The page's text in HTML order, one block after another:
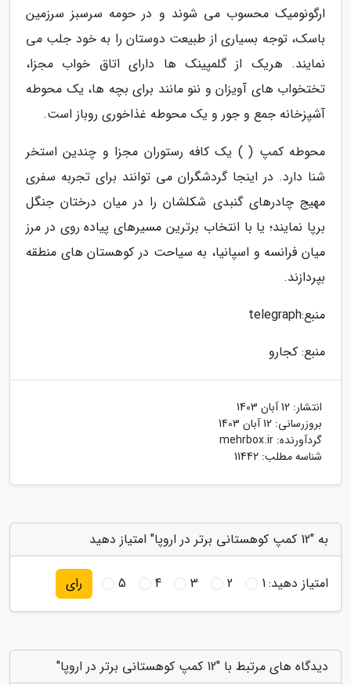
ارگونومیک محسوب می شوند و در حومه سرسبز سرزمین
باسک، توجه بسیاری از طبیعت دوستان را به خود جلب می
نمایند. هریک از گلمپینک ها دارای اتاق خواب مجزا،
تختخواب های آویزان و ننو مانند برای بچه ها، یک محوطه
آشپزخانه جمع و جور و یک محوطه غذاخوری روباز است.
محوطه کمپ ( ) یک کافه رستوران مجزا و چندین استخر
شنا دارد. در اینجا گردشگران می توانند برای تجربه سفری
مهیج چادرهای گنبدی شکلشان را در میان درختان جنگل
برپا نمایند؛ یا با انتخاب برترین مسیرهای پیاده روی در مرز
میان فرانسه و اسپانیا، به سیاحت در کوهستان های منطقه
بپردازند.
منبع:telegraph
منبع: کجارو
انتشار: 12 آبان 1403
بروزرسانی: 12 آبان 1403
گردآورنده: mehrbox.ir
شناسه مطلب: 11442
به "12 کمپ کوهستانی برتر در اروپا" امتیاز دهید
امتیاز دهید:1
2
3
4
5 رای
دیدگاه های مرتبط با "12 کمپ کوهستانی برتر در اروپا"